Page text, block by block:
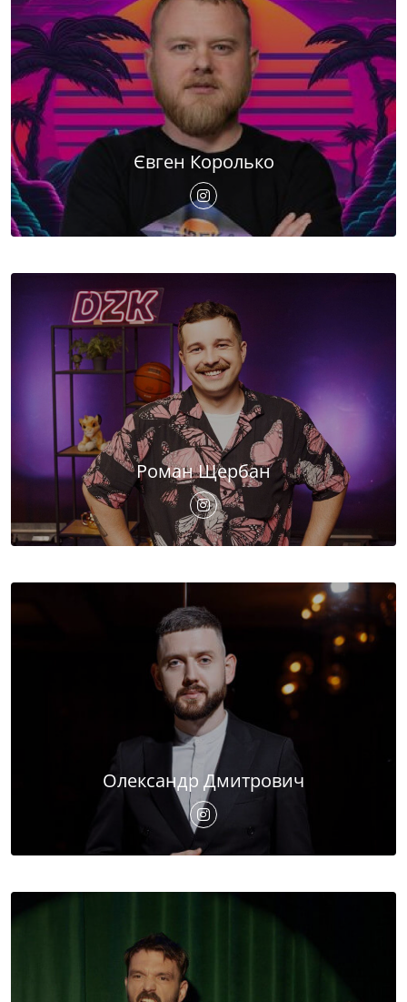
Євген Королько
Роман Щербан
Олександр Дмитрович